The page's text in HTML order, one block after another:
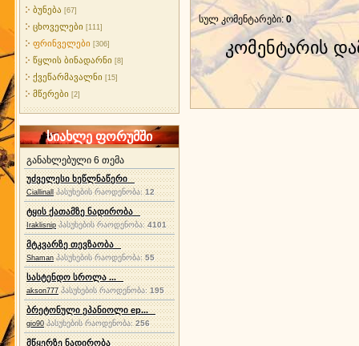
ბუნება [67]
ცხოველები [111]
ფრინველები [306]
წყლის ბინადარნი [8]
ქვეწარმავალნი [15]
მწერები [2]
სიახლე ფორუმში
განახლებული 6 თემა
უძველესი ხეწლნაწერი
Ciallinall პასუხების რაოდენობა:12
ტყის ქათამზე ნადირობა
Iraklisnip პასუხების რაოდენობა: 4101
მტკვარზე თევზაობა
Shaman პასუხების რაოდენობა:55
სასტენდო სროლა ...
akson777 პასუხების რაოდენობა:195
ბრეტონული ეპანიოლი ep...
gio90 პასუხების რაოდენობა:256
მწყერზე ნადირობა
სულ კომენტარები:0
კომენტარის